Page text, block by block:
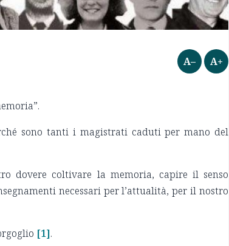
A– A+
sono tanti i magistrati caduti per mano del
dovere coltivare la memoria, capire il senso
necessari per l’attualità, per il nostro
[1].